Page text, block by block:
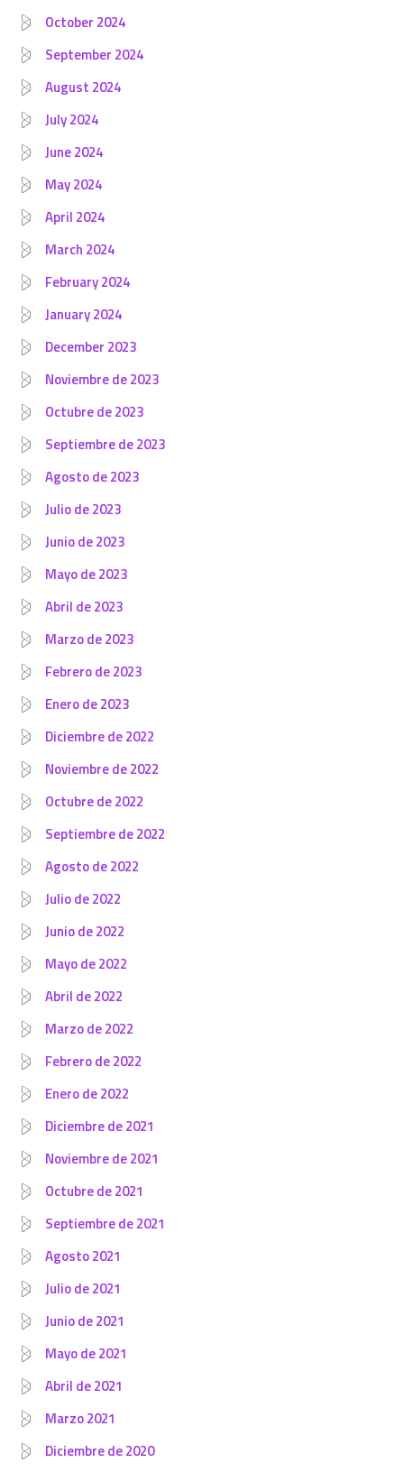
October 2024
September 2024
August 2024
July 2024
June 2024
May 2024
April 2024
March 2024
February 2024
January 2024
December 2023
Noviembre de 2023
Octubre de 2023
Septiembre de 2023
Agosto de 2023
Julio de 2023
Junio de 2023
Mayo de 2023
Abril de 2023
Marzo de 2023
Febrero de 2023
Enero de 2023
Diciembre de 2022
Noviembre de 2022
Octubre de 2022
Septiembre de 2022
Agosto de 2022
Julio de 2022
Junio de 2022
Mayo de 2022
Abril de 2022
Marzo de 2022
Febrero de 2022
Enero de 2022
Diciembre de 2021
Noviembre de 2021
Octubre de 2021
Septiembre de 2021
Agosto 2021
Julio de 2021
Junio de 2021
Mayo de 2021
Abril de 2021
Marzo 2021
Diciembre de 2020